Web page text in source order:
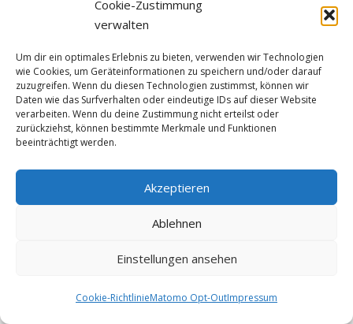
Cookie-Zustimmung
verwalten
Um dir ein optimales Erlebnis zu bieten, verwenden wir Technologien
wie Cookies, um Geräteinformationen zu speichern und/oder darauf
zuzugreifen. Wenn du diesen Technologien zustimmst, können wir
Daten wie das Surfverhalten oder eindeutige IDs auf dieser Website
verarbeiten. Wenn du deine Zustimmung nicht erteilst oder
zurückziehst, können bestimmte Merkmale und Funktionen
beeinträchtigt werden.
Akzeptieren
Ablehnen
Einstellungen ansehen
Cookie-RichtlinieMatomo Opt-OutImpressum